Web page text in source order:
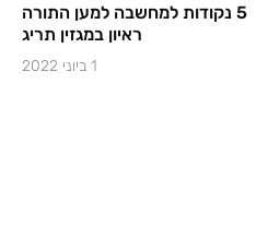
5 נקודות למחשבה למען התורה
ראיון במגזין תריג
1 ביוני 2022